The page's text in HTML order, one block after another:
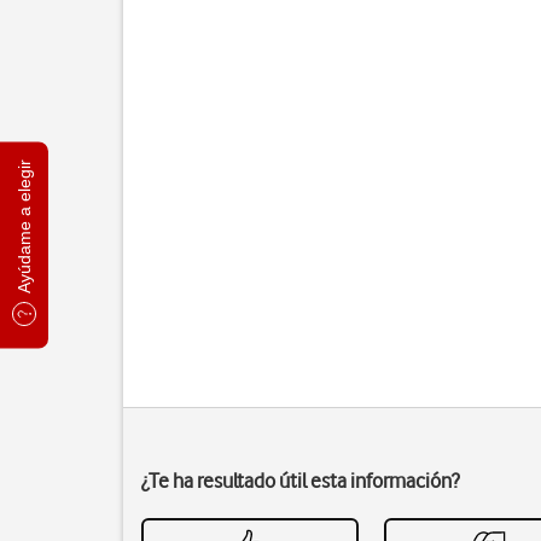
Ayúdame a elegir
¿Te ha resultado útil esta información?